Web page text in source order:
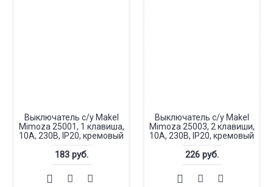
Выключатель с/у Makel
Mimoza 25001, 1 клавиша,
10А, 230В, IP20, кремовый
183 руб.
Выключатель с/у Makel
Mimoza 25003, 2 клавиши,
10А, 230В, IP20, кремовый
226 руб.